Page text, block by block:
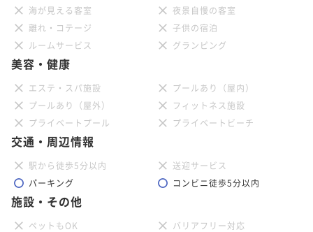
海が見える客室
夜景自慢の客室
離れ・コテージ
子供の宿泊
ルームサービス
グランピング
美容・健康
エステ・スパ施設
プールあり（屋内）
プールあり（屋外）
フィットネス施設
プライベートプール
プライベートビーチ
交通・周辺情報
駅から徒歩5分以内
送迎サービス
パーキング
コンビニ徒歩5分以内
施設・その他
ペットもOK
バリアフリー対応